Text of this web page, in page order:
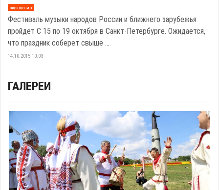
эксклюзив
Фестиваль музыки народов России и ближнего зарубежья
пройдет С 15 по 19 октября в Санкт-Петербурге. Ожидается,
что праздник соберет свыше ...
14.10.2015 10:03
ГАЛЕРЕИ